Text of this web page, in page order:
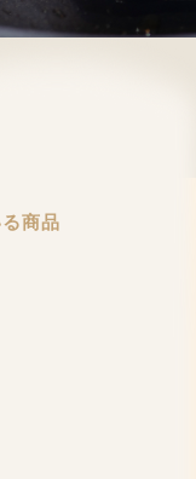
商品